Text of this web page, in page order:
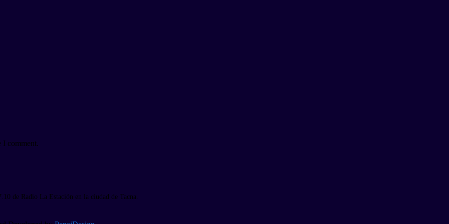
I comment.
de Radio La Estación en la ciudad de Tacna.